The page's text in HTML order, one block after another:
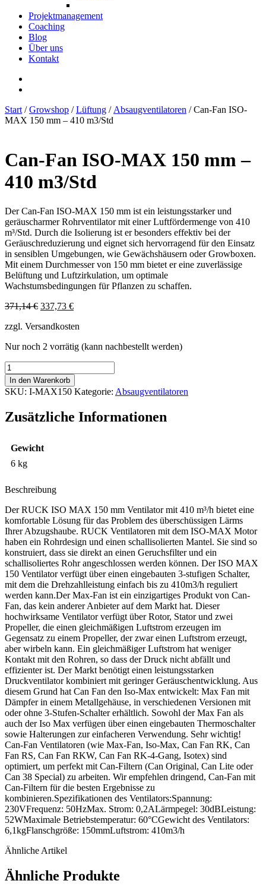
Projektmanagement
Coaching
Blog
Über uns
Kontakt
Start /Growshop /Lüftung / Absaugventilatoren / Can-Fan ISO-
MAX 150 mm – 410 m3/Std
Can-Fan ISO-MAX 150 mm –
410 m3/Std
Der Can-Fan ISO-MAX 150 mm ist ein leistungsstarker und
geräuscharmer Rohrventilator mit einer Luftfördermenge von 410
m³/Std. Durch die Isolierung ist er besonders effektiv bei der
Geräuschreduzierung und eignet sich hervorragend für den Einsatz
in sensiblen Umgebungen, wie Gewächshäusern oder Growboxen.
Mit einem Durchmesser von 150 mm bietet er eine zuverlässige
Belüftung und Luftzirkulation, um optimale
Wachstumsbedingungen für Pflanzen zu schaffen.
371,14€ Ursprünglicher
war:
337,73 €Aktueller
ist:
zzgl. Versandkosten
Nur noch 2 vorrätig (kann nachbestellt werden)
Can-
Fan
ISO-
MAX
mm
m3/Std
Menge
In den Warenkorb
SKU: I-MAX150 Kategorie: Absaugventilatoren
Zusätzliche Informationen
Gewicht
6 kg
Beschreibung
Der RUCK ISO MAX 150 mm Ventilator mit 410 m³/h bietet eine
komfortable Lösung für das Problem des überschüssigen Lärms
Ihrer Abzugshaube. RUCK Ventilatoren mit dem ISO-MAX Motor
haben ein Rohrdesign und einen schallisolierten Mantel. Sie sind so
konstruiert, dass sie direkt an einen Geruchsfilter und ein
schallisoliertes Rohr angeschlossen werden können. Der ISO MAX
150 Ventilator verfügt über einen eingebauten 3-stufigen Schalter,
mit dem die Drehzahlleistung einfach bis zu 410m3/h reguliert
werden kann.Der Max-Fan ist ein einzigartiges Produkt von Can-
Fan, das kein anderer Anbieter auf dem Markt hat. Dieser
hochwirksame Ventilator verfügt über Rotor, Stator und zwei
Propeller, die einen gleichmäßigen Luftstrom erzeugen im
Gegensatz zu einem Propeller, der zwar einen Luftstrom erzeugt,
aber wirbeln kann. Ein gleichmäßiger Luftstrom hat weniger
Kontakt mit den Rohren, so dass der Druck nicht abfällt und
effizienter ist. Der Markt benötigt einen leistungsstarken
Druckventilator kombiniert mit geringer Geräuschentwicklung. Aus
diesem Grund hat Can Fan den Iso-Max entwickelt: Max Fan mit
Dämpfer in einem Metallgehäuse, in verschiedenen Versionen mit
oder ohne 3-Stufen-Schalter erhältlich. Sowohl der Max Fan als
auch der Iso Max verfügen über einen eingebauten Thermoschalter
sowie Halterungen zur einfacheren Verwendung. Sehr wichtig!
Can-Fan Ventilatoren (wie Max-Fan, Iso-Max, Can Fan RK, Can
Fan RS, Can Fan RKW, Can Fan RK-4-Gang, Isotex) sind
optimiert, um perfekt mit Can-Filtern (Can Original, Can Lite oder
Can 38 Special) zu arbeiten. Wir empfehlen dringend, Can-Fan mit
Can-Filtern für die besten Ergebnisse zu
kombinieren.Spezifikationen des Ventilators:Spannung:
230VFrequenz: 50HzMax. Strom: 0,2ALärmpegel: 30dBLeistung:
52WMaximale Betriebstemperatur: 60°CGewicht des Ventilators:
6,1kgFlanschgröße: 150mmLuftstrom: 410m3/h
Ähnliche Artikel
Ähnliche Produkte